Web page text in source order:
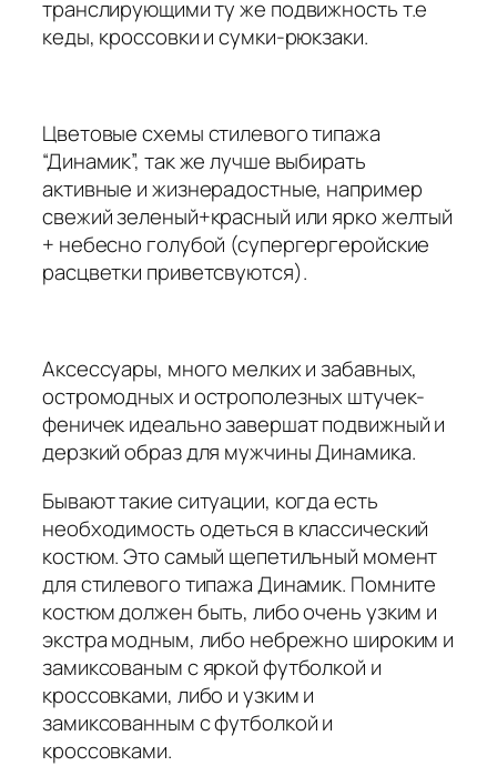
транслирующими ту же подвижность т.е
кеды, кроссовки и сумки-рюкзаки.
Цветовые схемы стилевого типажа
“Динамик”, так же лучше выбирать
активные и жизнерадостные, например
свежий зеленый+красный или ярко желтый
+ небесно голубой (супергергеройские
расцветки приветсвуются).
Аксессуары, много мелких и забавных,
остромодных и острополезных штучек-
феничек идеально завершат подвижный и
дерзкий образ для мужчины Динамика.
Бывают такие ситуации, когда есть
необходимость одеться в классический
костюм. Это самый щепетильный момент
для стилевого типажа Динамик. Помните
костюм должен быть, либо очень узким и
экстра модным, либо небрежно широким и
замиксованым с яркой футболкой и
кроссовками, либо и узким и
замиксованным с футболкой и
кроссовками.